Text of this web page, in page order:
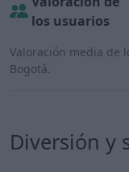
los usuarios
Valoración media de
Bogotá.
Diversión y